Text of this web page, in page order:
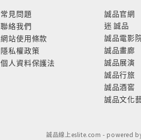
常見問題
聯絡我們
網站使用條款
隱私權政策
個人資料保護法
誠品官網
迷 誠品
誠品電影
誠品畫廊
誠品展演
誠品行旅
誠品酒窖
誠品文化
誠品線上eslite.com - powered